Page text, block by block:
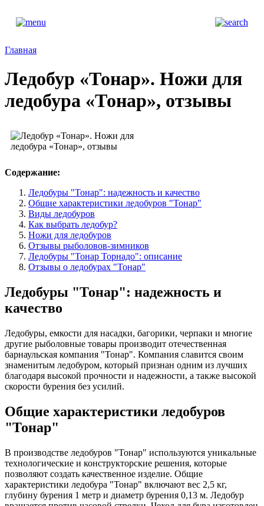
Главная
Ледобур «Тонар». Ножи для
ледобура «Тонар», отзывы
Содержание:
Ледобуры "Тонар": надежность и качество
Общие характеристики ледобуров "Тонар"
Виды ледобуров
Как выбрать ледобур?
Ножи для ледобуров
Отзывы рыболовов-зимников
Ледобуры "Тонар Торнадо": описание
Отзывы о ледобурах "Тонар"
Ледобуры "Тонар": надежность и
качество
Ледобуры, емкости для насадки, багорики, черпаки и многие
другие рыболовные товары производит отечественная
барнаульская компания "Тонар". Компания славится своим
знаменитым ледобуром, который признан одним из лучших
благодаря высокой прочности и надежности, а также высокой
скорости бурения без усилий.
Общие характеристики ледобуров
"Тонар"
В производстве ледобуров "Тонар" используются уникальные
технологические и конструкторские решения, которые
позволяют создать качественное изделие. Общие
характеристики ледобура "Тонар" включают вес 2,5 кг,
глубину бурения 1 метр и диаметр бурения 0,13 м. Ледобур